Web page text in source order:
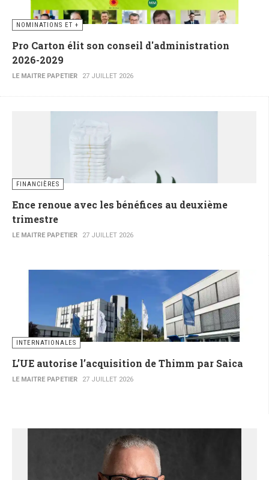
NOMINATIONS ET +
Pro Carton élit son conseil d'administration
2026-2029
LE MAITRE PAPETIER 27 JUILLET 2026
FINANCIÈRES
Ence renoue avec les bénéfices au deuxième
trimestre
LE MAITRE PAPETIER 27 JUILLET 2026
INTERNATIONALES
L’UE autorise l’acquisition de Thimm par Saica
LE MAITRE PAPETIER 27 JUILLET 2026